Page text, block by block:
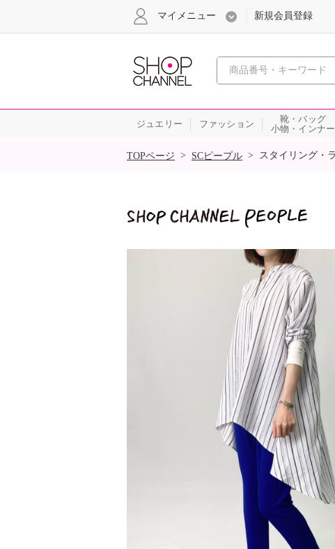
心おどる、瞬
マイメニュー 新規会員登録
ジュエリー ファッション
靴・バッグ
小物・インナー
SALE
TOPページ > SCピープル > スタイリング・